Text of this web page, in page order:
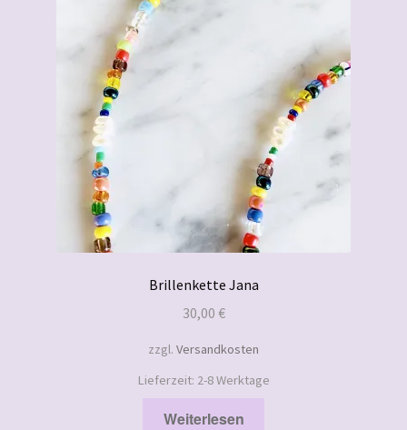
Brillenkette Jana
30,00 €
zzgl. Versandkosten
Lieferzeit: 2-8 Werktage
Weiterlesen